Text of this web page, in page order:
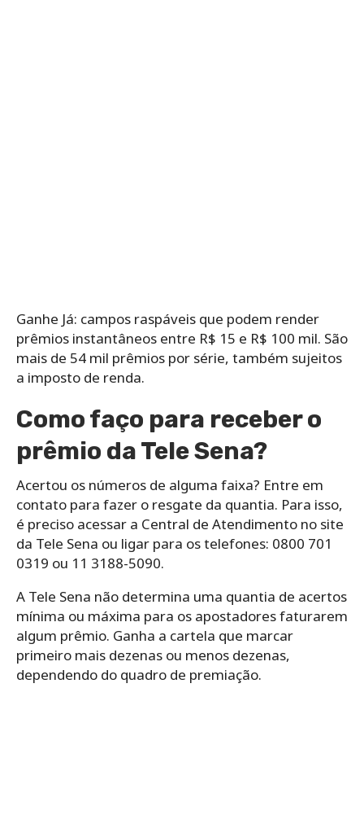
Ganhe Já: campos raspáveis que podem render
prêmios instantâneos entre R$ 15 e R$ 100 mil. São
mais de 54 mil prêmios por série, também sujeitos
a imposto de renda.
Como faço para receber o
prêmio da Tele Sena?
Acertou os números de alguma faixa? Entre em
contato para fazer o resgate da quantia. Para isso,
é preciso acessar a Central de Atendimento no site
da Tele Sena ou ligar para os telefones: 0800 701
0319 ou 11 3188-5090.
A Tele Sena não determina uma quantia de acertos
mínima ou máxima para os apostadores faturarem
algum prêmio. Ganha a cartela que marcar
primeiro mais dezenas ou menos dezenas,
dependendo do quadro de premiação.